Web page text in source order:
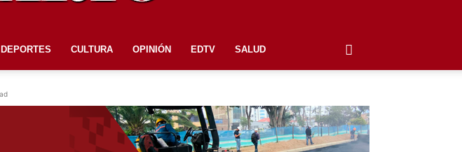
DEPORTES CULTURA OPINIÓN EDTV SALUD